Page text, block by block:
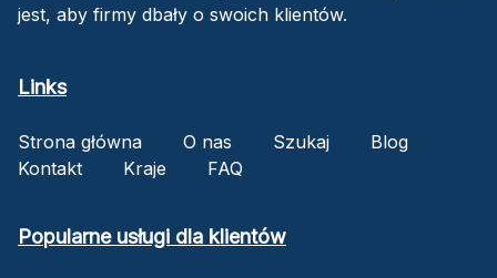
jest, aby firmy dbały o swoich klientów.
Links
Strona główna O nas Szukaj
Blog
Kontakt
Kraje FAQ
Popularne usługi dla klientów